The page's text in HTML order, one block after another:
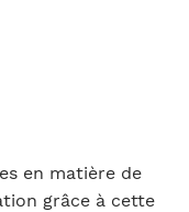
en matière de
grâce à cette